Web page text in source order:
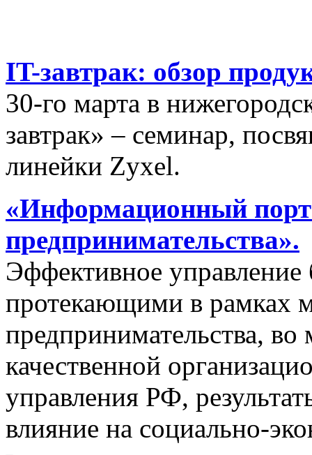
IT-завтрак: обзор
30-го марта в
завтрак» – семинар,
линейки Zyxel.
«Информационный
предпринимательства».
Эффективное управление
протекающими в рамках
предпринимательства,
качественной
управления РФ,
влияние на социально-